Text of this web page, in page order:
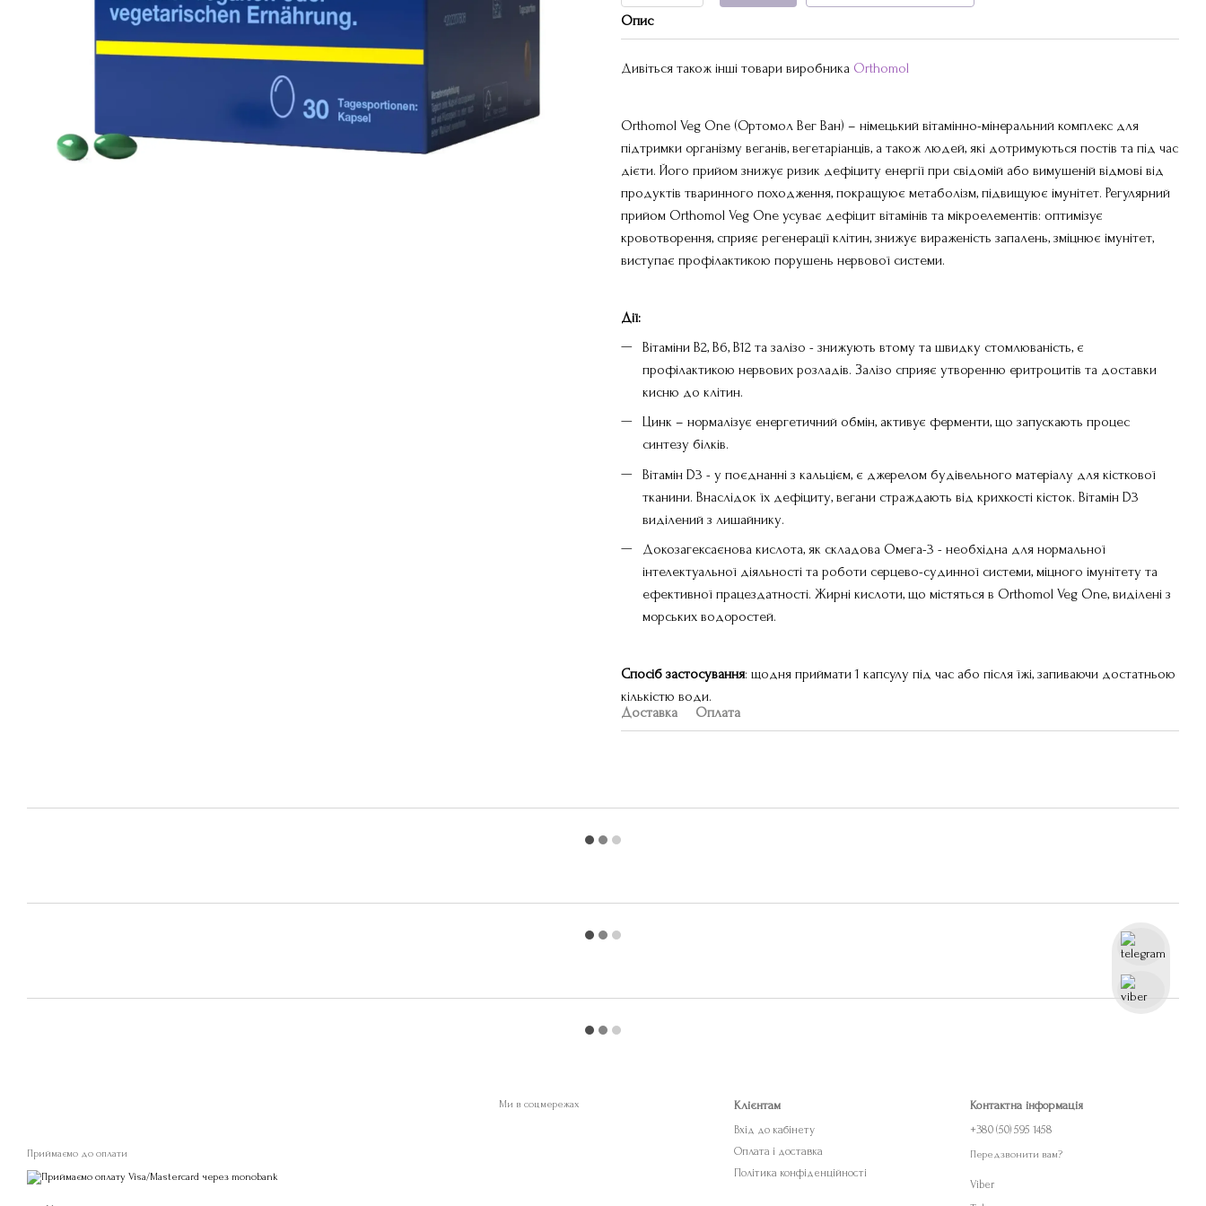
Опис
Дивіться також інші товари виробника Orthomol
Orthomol Veg One (Ортомол Вег Ван) – німецький вітамінно-мінеральний комплекс для
підтримки організму веганів, вегетаріанців, а також людей, які дотримуються постів та під час
дієти. Його прийом знижує ризик дефіциту енергії при свідомій або вимушеній відмові від
продуктів тваринного походження, покращуює метаболізм, підвищуює імунітет. Регулярний
прийом Orthomol Veg One усуває дефіцит вітамінів та мікроелементів: оптимізує
кровотворення, сприяє регенерації клітин, знижує вираженість запалень, зміцнює імунітет,
виступає профілактикою порушень нервової системи.
Дії:
Вітаміни B2, В6, В12 та залізо - знижують втому та швидку стомлюваність, є
профілактикою нервових розладів. Залізо сприяє утворенню еритроцитів та доставки
кисню до клітин.
Цинк – нормалізує енергетичний обмін, активує ферменти, що запускають процес
синтезу білків.
Вітамін D3 - у поєднанні з кальцієм, є джерелом будівельного матеріалу для кісткової
тканини. Внаслідок їх дефіциту, вегани страждають від крихкості кісток. Вітамін D3
виділений з лишайнику.
Докозагексаєнова кислота, як складова Омега-3 - необхідна для нормальної
інтелектуальної діяльності та роботи серцево-судинної системи, міцного імунітету та
ефективної працездатності. Жирні кислоти, що містяться в Orthomol Veg One, виділені з
морських водоростей.
Спосіб застосування: щодня приймати 1 капсулу під час або після їжі, запиваючи достатньою
кількістю води.
Доставка
Оплата
Приймаємо до оплати
Ми в соцмережах Клієнтам
Вхід до кабінету
Оплата і доставка
Політика конфіденційності
Контактна інформація
+380 (50) 595 1458
Передзвонити вам?
Viber